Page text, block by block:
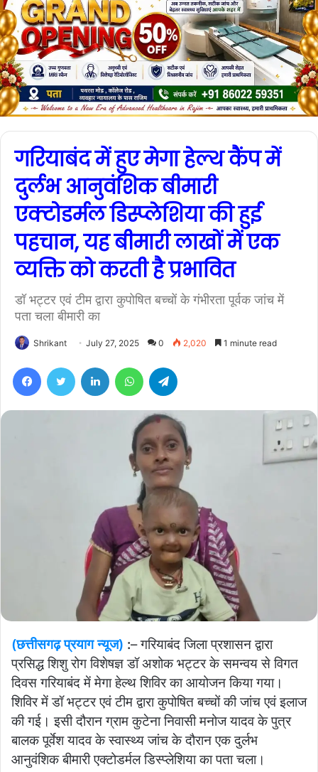
गरियाबंद में हुए मेगा हेल्थ कैंप में
दुर्लभ आनुवंशिक बीमारी
एक्टोडर्मल डिस्प्लेशिया की हुई
पहचान, यह बीमारी लाखों में एक
व्यक्ति को करती है प्रभावित
डॉ भट्टर एवं टीम द्वारा कुपोषित बच्चों के गंभीरता पूर्वक जांच में
पता चला बीमारी का
Shrikant July 27, 2025 0 2,020 1 minute read
(छत्तीसगढ़ प्रयाग न्यूज) :– गरियाबंद जिला प्रशासन द्वारा
प्रसिद्ध शिशु रोग विशेषज्ञ डॉ अशोक भट्टर के समन्वय से विगत
दिवस गरियाबंद में मेगा हेल्थ शिविर का आयोजन किया गया।
शिविर में डॉ भट्टर एवं टीम द्वारा कुपोषित बच्चों की जांच एवं इलाज
की गई। इसी दौरान ग्राम कुटेना निवासी मनोज यादव के पुत्र
बालक पूर्वेश यादव के स्वास्थ्य जांच के दौरान एक दुर्लभ
आनुवंशिक बीमारी एक्टोडर्मल डिस्प्लेशिया का पता चला।